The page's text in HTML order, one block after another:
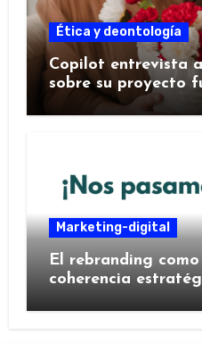
Ética y deontología
Copilot entrevista
sobre su proyecto
Marketing-digital
El rebranding
coherencia